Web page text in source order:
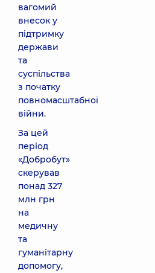
вагомий
внесок у
підтримку
держави
та
суспільства
з початку
повномасштабної
війни.
За цей
період
«Добробут»
скерував
понад 327
млн грн
на
медичну
та
гуманітарну
допомогу,